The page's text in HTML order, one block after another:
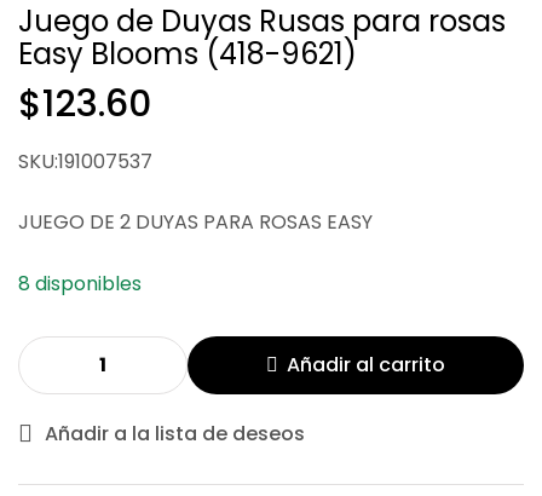
Juego de Duyas Rusas para rosas
Easy Blooms (418-9621)
$123.60
SKU:191007537
JUEGO DE 2 DUYAS PARA ROSAS EASY
8 disponibles
Añadir al carrito
Añadir a la lista de deseos